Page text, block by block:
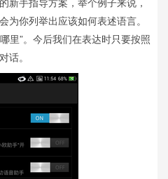
为你列举出应该如何表述语言。
里”。今后我们在表达时只要按照
话。